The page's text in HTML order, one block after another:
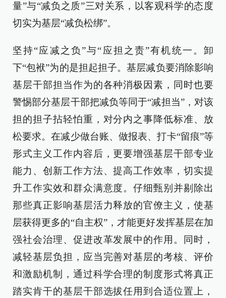
量”与“减负之质”三对关系，以客观科学的态度
切实为基层“减负松绑”。
坚持“应减之负”与“应担之责”有机统一。卸
下“包袱”为的是担起担子。基层减负要消除影响
基层干部担当作为的各种消极因素，同时也要
警惕部分基层干部把减负等同于“减担当”，对该
担的担子拈轻怕重，对分内之事降低标准、放
松要求。在减少做台账、做报表、打卡“留痕”等
形式主义工作内容后，更要增强基层干部专业
能力、创新工作方法、提高工作效率，切实提
升工作实效和群众满意度。仔细甄别并剔除出
那些真正影响基层活力释放的官僚主义，使基
层获得更多的“自主权”，才能更好发挥基层在加
强社会治理、促进改革发展中的作用。同时，
减轻基层负担，应当完善对基层的考核、评价
和激励机制，通过科学合理的制度形式将真正
踏实肯干的基层干部选拔任用到合适位置上，